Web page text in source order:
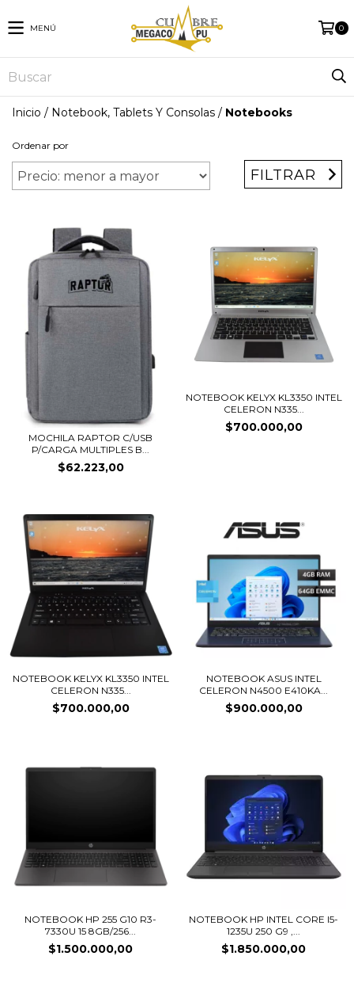
MENÚ 0
Inicio / Notebook, Tablets Y Consolas / Notebooks
Ordenar por
FILTRAR
MOCHILA RAPTOR C/USB
P/CARGA MULTIPLES B...
$62.223,00
NOTEBOOK KELYX KL3350 INTEL
CELERON N335...
$700.000,00
NOTEBOOK KELYX KL3350 INTEL
CELERON N335...
$700.000,00
NOTEBOOK ASUS INTEL
CELERON N4500 E410KA...
$900.000,00
NOTEBOOK HP 255 G10 R3-
7330U 15 8GB/256...
$1.500.000,00
NOTEBOOK HP INTEL CORE I5-
1235U 250 G9 ,...
$1.850.000,00